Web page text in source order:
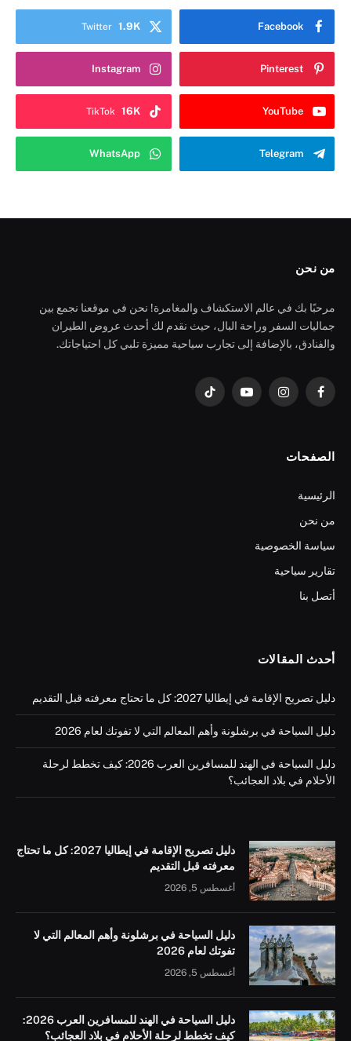
Facebook
Twitter 1.9K
Pinterest
Instagram
YouTube
TikTok 16K
Telegram
WhatsApp
من نحن
مرحبًا بك في عالم الاستكشاف والمغامرة! نحن في موقعنا نجمع بين
جماليات السفر وراحة البال، حيث نقدم لك أحدث عروض الطيران
والفنادق، بالإضافة إلى تجارب سياحية مميزة تلبي كل احتياجاتك.
فيسبوكالانستغراميوتيوب تيكتوك
الصفحات
الرئيسية
من نحن
سياسة الخصوصية
تقارير سياحية
أتصل بنا
أحدث المقالات
دليل تصريح الإقامة في إيطاليا 2027: كل ما تحتاج معرفته قبل التقديم
دليل السياحة في برشلونة وأهم المعالم التي لا تفوتك لعام 2026
دليل السياحة في الهند للمسافرين العرب 2026: كيف تخطط لرحلة
الأحلام في بلاد العجائب؟
دليل تصريح الإقامة في إيطاليا 2027: كل ما تحتاج
معرفته قبل التقديم
أغسطس 5, 2026
دليل السياحة في برشلونة وأهم المعالم التي لا
تفوتك لعام 2026
أغسطس 5, 2026
دليل السياحة في الهند للمسافرين العرب 2026:
كيف تخطط لرحلة الأحلام في بلاد العجائب؟